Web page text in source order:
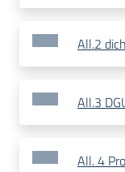
All.2
All.3
All. 4